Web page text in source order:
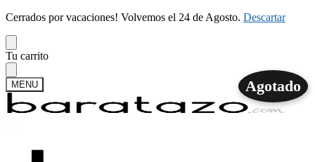
Cerrados por vacaciones! Volvemos el 24 de Agosto. Descartar
Skip
to
navigation
Skip
to
content
Tu carrito
MENU
Mi cuenta
Agotado